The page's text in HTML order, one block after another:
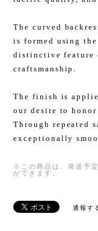
The curved
is formed using
distinctive feature
craftsmanship.
The finish is
our desire to
Through repeated
exceptionally
※この商品は、発送予
ができます。
通報す